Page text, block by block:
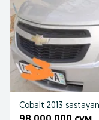
Cobalt 2013